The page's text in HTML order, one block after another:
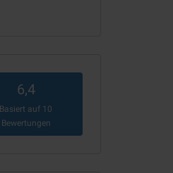
6,4
Basiert auf 10
Bewertungen